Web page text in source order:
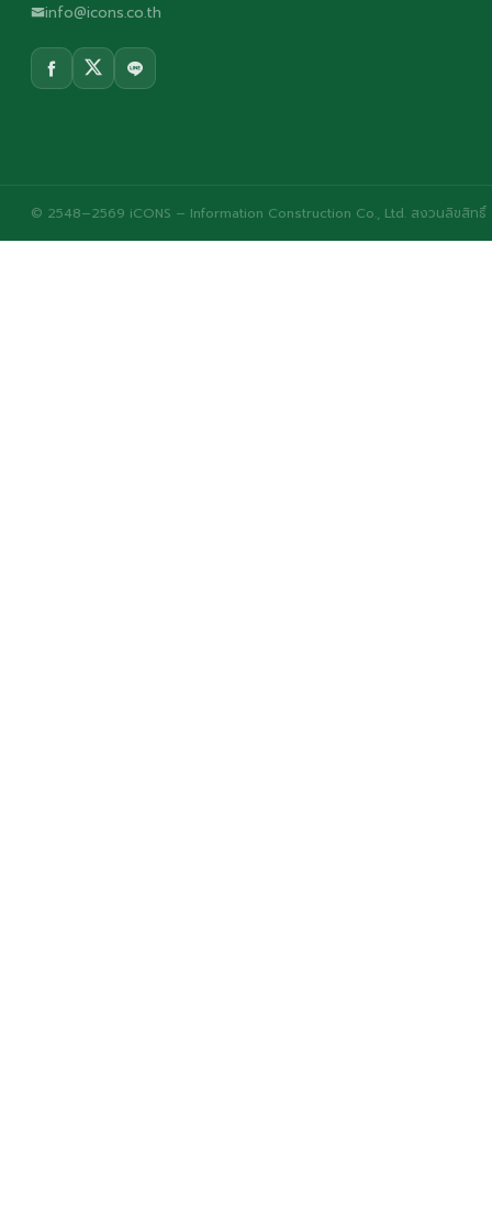
info@icons.co.th
© 2548–2569 iCONS – Information Construction Co., Ltd. สงวนลิขสิทธิ์